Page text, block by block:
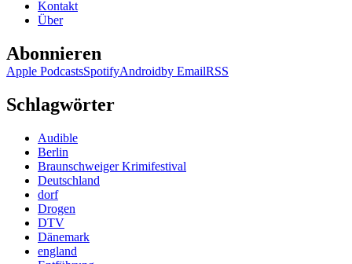
Kontakt
Über
Abonnieren
Apple PodcastsSpotifyAndroidby EmailRSS
Schlagwörter
Audible
Berlin
Braunschweiger Krimifestival
Deutschland
dorf
Drogen
DTV
Dänemark
england